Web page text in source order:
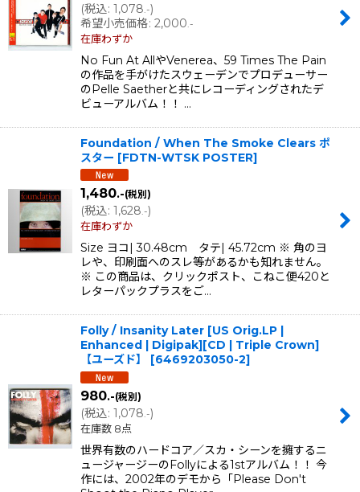
(税込: 1,078 .-)
希望小売価格: 2,000 .-
在庫わずか
No Fun At AllやVenerea、59 Times The Pain
の作品を手がけたスウェーデンでプロデューサー
のPelle Saetherと共にレコーディングされたデ
ビューアルバム！！ …
Foundation / When The Smoke Clears ポ
スター [FDTN-WTSK POSTER]
1,480.-(税別)
(税込: 1,628.-)
在庫わずか
Size ヨコ| 30.48cm タテ| 45.72cm ※ 角のヨ
レや、印刷面へのスレ等があるかも知れません。
※ この商品は、クリックポスト、こねこ便420と
レターパックプラスをご…
Folly / Insanity Later [US Orig.LP |
Enhanced | Digipak][CD | Triple Crown]
【ユーズド】
[6469203050-2]
980.-(税別)
(税込: 1,078.-)
在庫数 8点
世界有数のハードコア／スカ・シーンを擁するニ
ュージャージーのFollyによる1stアルバム！！ 今
作には、2002年のデモから「Please Don't